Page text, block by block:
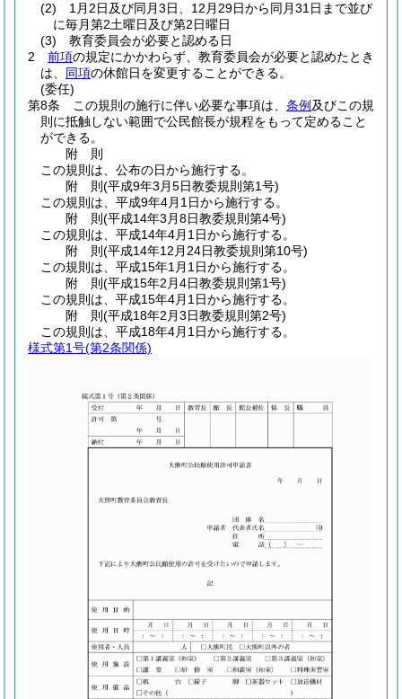
(2)
1月2日及び同月3日、12月29日から同月31日まで並び
に毎月第2土曜日及び第2日曜日
(3)
教育委員会が必要と認める日
2
前項の規定にかかわらず、教育委員会が必要と認めたとき
は、 同項の休館日を変更することができる。
(委任)
第8条
この規則の施行に伴い必要な事項は、 条例 及びこの規
則に抵触しない範囲で公民館長が規程をもって定めること
ができる。
附 則
この規則は、公布の日から施行する。
附 則(平成9年3月5日教委規則第1号)
この規則は、平成9年4月1日から施行する。
附 則(平成14年3月8日教委規則第4号)
この規則は、平成14年4月1日から施行する。
附 則(平成14年12月24日教委規則第10号)
この規則は、平成15年1月1日から施行する。
附 則(平成15年2月4日教委規則第1号)
この規則は、平成15年4月1日から施行する。
附 則(平成18年2月3日教委規則第2号)
この規則は、平成18年4月1日から施行する。
様式第1号(第2条関係)